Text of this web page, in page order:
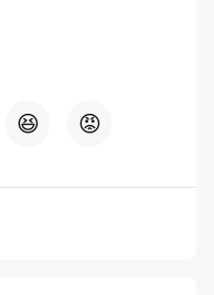
😆 😡